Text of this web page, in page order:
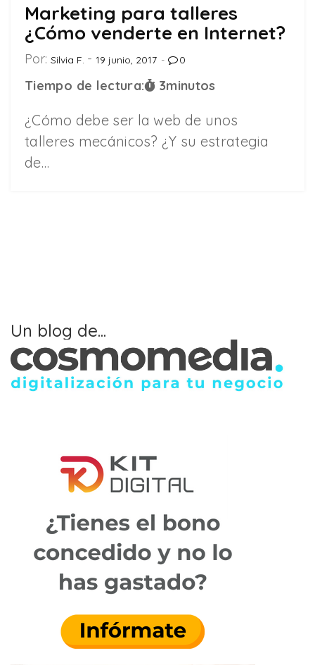
Marketing para talleres
¿Cómo venderte en Internet?
Por: Silvia F. 19 junio, 2017 0
Tiempo de lectura: 3minutos
¿Cómo debe ser la web de unos
talleres mecánicos? ¿Y su estrategia
de…
Un blog de...